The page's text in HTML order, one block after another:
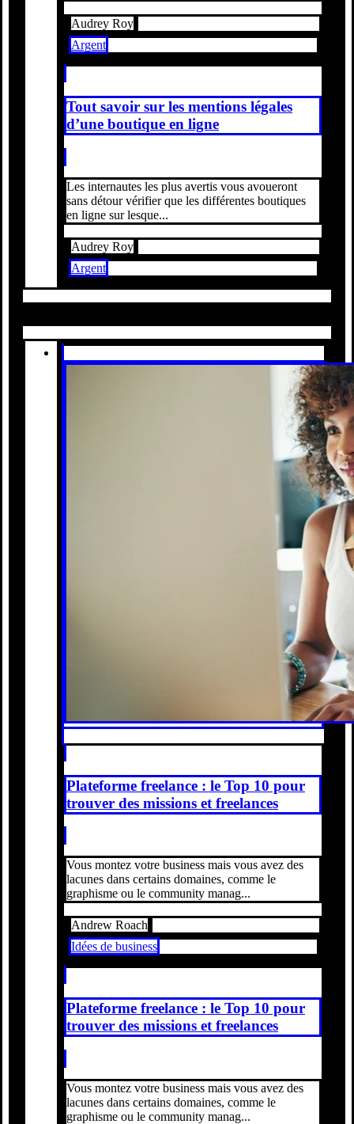
Audrey Roy
Argent
Tout savoir sur les mentions légales
d’une boutique en ligne
Les internautes les plus avertis vous avoueront
sans détour vérifier que les différentes boutiques
en ligne sur lesque...
Audrey Roy
Argent
Plateforme freelance : le Top 10 pour
trouver des missions et freelances
Vous montez votre business mais vous avez des
lacunes dans certains domaines, comme le
graphisme ou le community manag...
Andrew Roach
Idées de business
Plateforme freelance : le Top 10 pour
trouver des missions et freelances
Vous montez votre business mais vous avez des
lacunes dans certains domaines, comme le
graphisme ou le community manag...